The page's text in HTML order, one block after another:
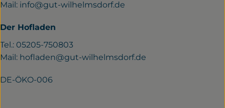
Mail: info@gut-wilhelmsdorf.de
Der Hofladen
Tel.: 05205-750803
Mail: hofladen@gut-wilhelmsdorf.de
DE-ÖKO-006